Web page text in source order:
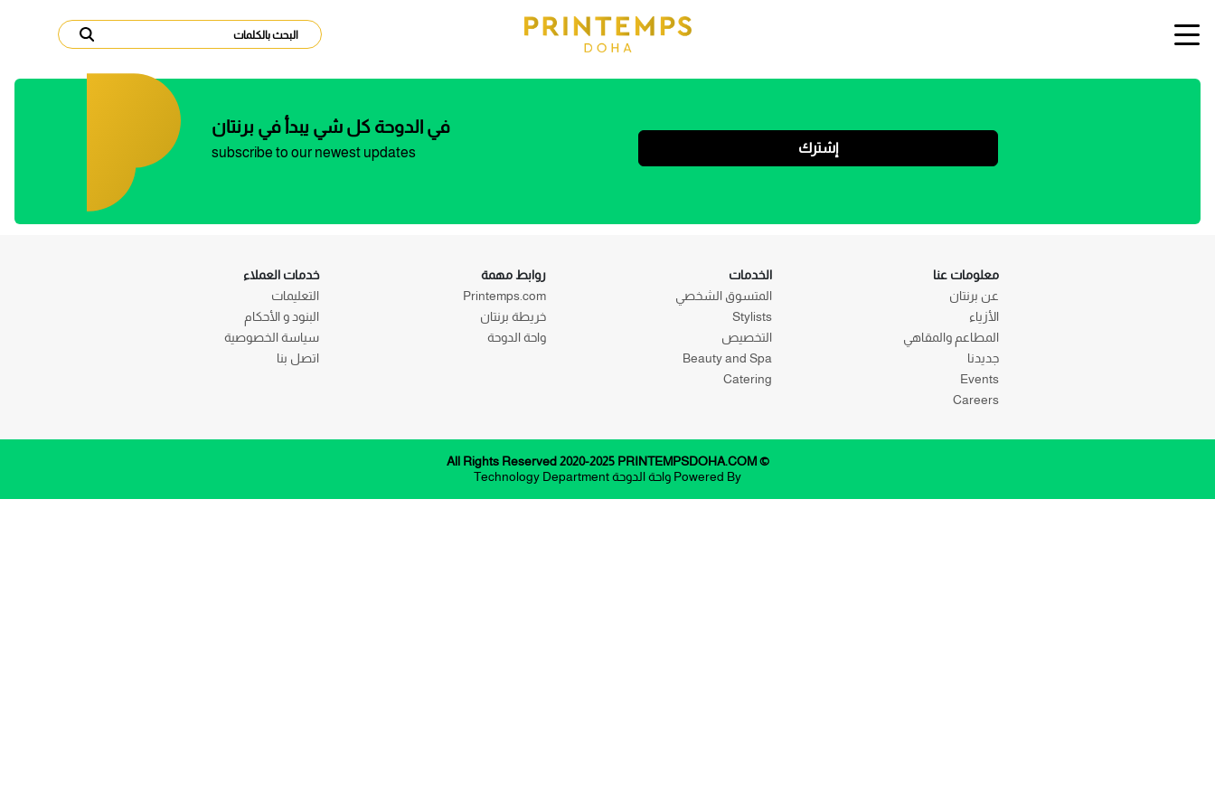
في الدوحة كل شي يبدأ في برنتان
subscribe to our newest updates إشترك
معلومات عنا
عن برنتان
الأزياء
المطاعم والمقاهي
جديدنا
Events
Careers
الخدمات
المتسوق الشخصي
Stylists
التخصيص
Beauty and Spa
Catering
روابط مهمة
Printemps.com
خريطة برنتان
واحة الدوحة
خدمات العملاء
التعليمات
البنود و الأحكام
سياسة الخصوصية
اتصل بنا
© All Rights Reserved 2020-2025 PRINTEMPSDOHA.COM
Powered By واحة الدوحة